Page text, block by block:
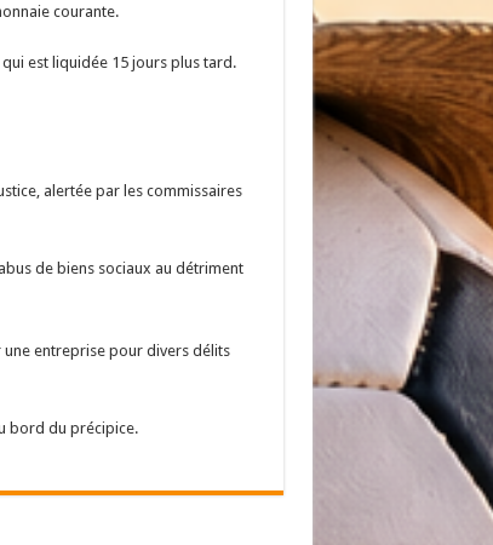
courante.
est liquidée 15 jours plus tard.
alertée par les commissaires
de biens sociaux au détriment
une entreprise pour divers délits
bord du précipice.